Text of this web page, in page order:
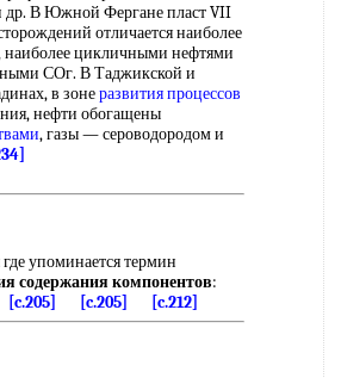
др. В Южной Фергане пласт VII
отличается наиболее
наиболее цикличными нефтями
СОг. В Таджикской и
в зонеразвития процессов
нефти обогащены
, газы — сероводородом и
упоминается термин
содержания компонентов:
[c.205] [c.205] [c.212]